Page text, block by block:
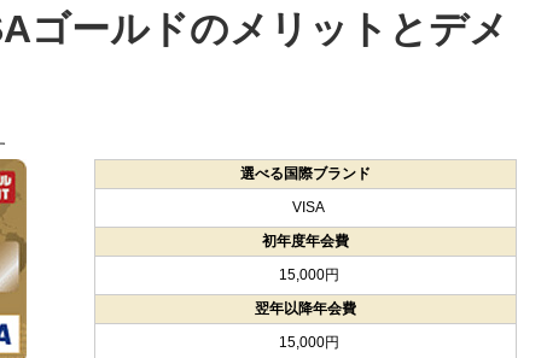
ゴールドのメリットとデメ
選べる国際ブランド
VISA
初年度年会費
15,000円
翌年以降年会費
15,000円